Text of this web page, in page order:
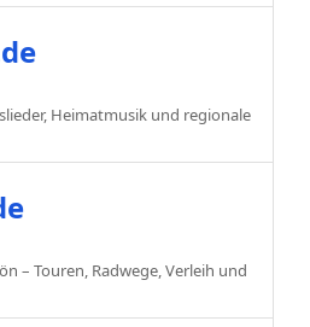
Heimatmusik und regionale
– Touren, Radwege, Verleih und